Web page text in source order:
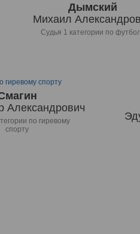
Дымский
Михаил
Судья 1 категории по
гиревому спорту
Александрович
по гиревому
спорту